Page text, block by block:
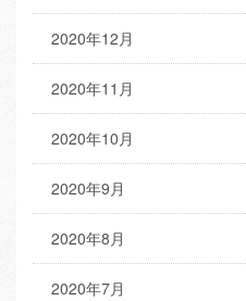
2020年12月
2020年11月
2020年10月
2020年9月
2020年8月
2020年7月